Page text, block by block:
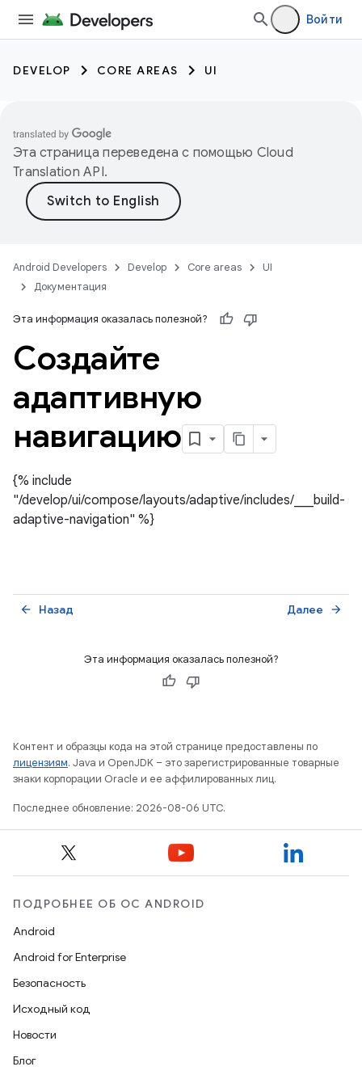
Войти
DEVELOP CORE AREAS UI
Эта страница переведена с помощью Cloud
Translation API.
Android Developers Develop Core areas
UI
Документация
Эта информация оказалась полезной?
Создайте
адаптивную
навигацию
{% include
"/develop/ui/compose/layouts/adaptive/includes/___build-
adaptive-navigation" %}
Назад
arrow_back Далее arrow_forward
Эта информация оказалась полезной?
Контент и образцы кода на этой странице предоставлены по
лицензиям. Java и OpenJDK – это зарегистрированные товарные
знаки корпорации Oracle и ее аффилированных лиц.
Последнее обновление: 2026-08-06 UTC.
ПОДРОБНЕЕ ОБ ОС ANDROID
Android
Android for Enterprise
Безопасность
Исходный код
Новости
Блог